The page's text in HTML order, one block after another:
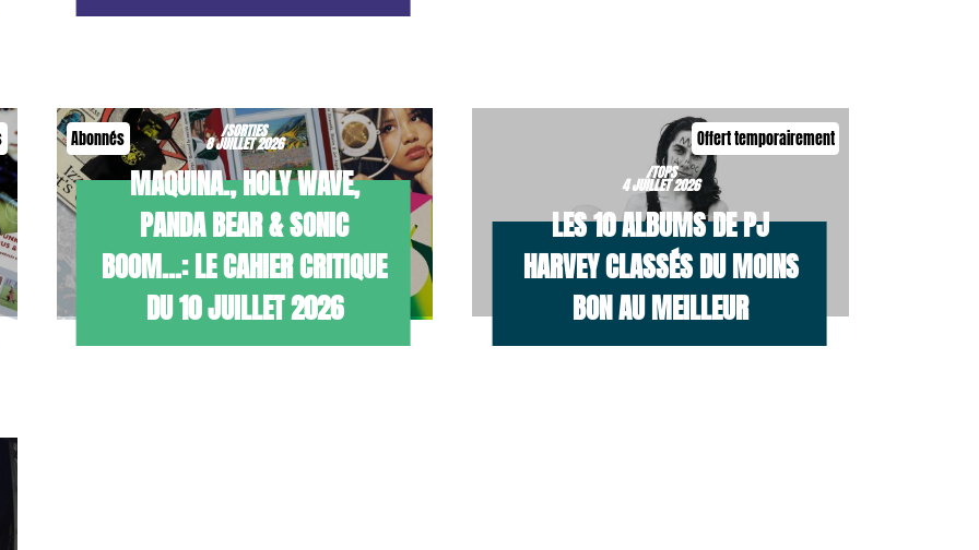
Abonnés /SORTIES
8 JUILLET 2026
MAQUINA., HOLY WAVE,
PANDA BEAR & SONIC
BOOM…: LE CAHIER CRITIQUE
DU 10 JUILLET 2026
Offert temporairement
/TOPS
4 JUILLET 2026
LES 10 ALBUMS DE PJ
HARVEY CLASSÉS DU MOINS
BON AU MEILLEUR